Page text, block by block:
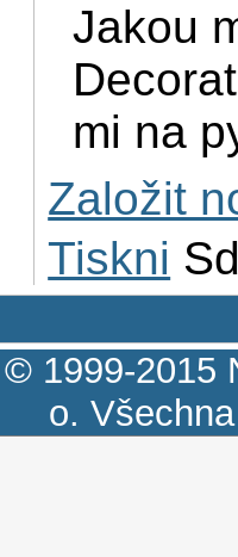
Jakou
mi na
Založit
Tiskni
© 1999-2015
o.